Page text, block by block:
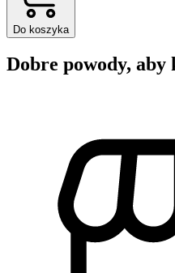
Do koszyka
Dobre powody, aby